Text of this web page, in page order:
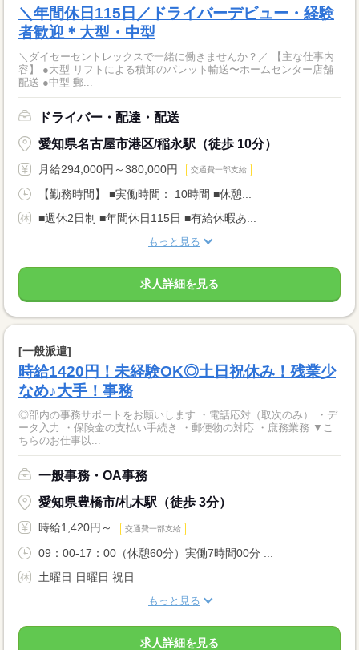
＼年間休日115日／ドライバーデビュー・経験
者歓迎＊大型・中型
＼ダイセーセントレックスで一緒に働きませんか？／ 【主な仕事内
容】 ●大型 リフトによる積卸のパレット輸送〜ホームセンター店舗
配送 ●中型 郵...
ドライバー・配達・配送
愛知県名古屋市港区/稲永駅（徒歩 10分）
月給294,000円～380,000円 交通費一部支給
【勤務時間】 ■実働時間： 10時間 ■休憩...
■週休2日制 ■年間休日115日 ■有給休暇あ...
もっと見る
求人詳細を見る
[一般派遣]
時給1420円！未経験OK◎土日祝休み！残業少
なめ♪大手！事務
◎部内の事務サポートをお願いします ・電話応対（取次のみ） ・デ
ータ入力 ・保険金の支払い手続き ・郵便物の対応 ・庶務業務 ▼こ
ちらのお仕事以...
一般事務・OA事務
愛知県豊橋市/札木駅（徒歩 3分）
時給1,420円～ 交通費一部支給
09：00-17：00（休憩60分）実働7時間00分 ...
土曜日 日曜日 祝日
もっと見る
求人詳細を見る